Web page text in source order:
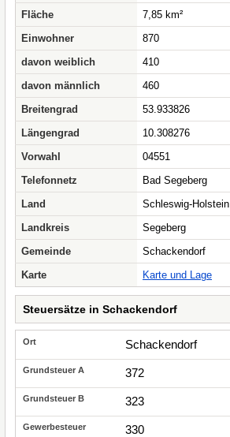
Fläche
7,85 km²
Einwohner
870
davon weiblich
410
davon männlich
460
Breitengrad
53.933826
Längengrad
10.308276
Vorwahl
04551
Telefonnetz
Bad Segeberg
Land
Schleswig-Holstein
Landkreis
Segeberg
Gemeinde
Schackendorf
Karte
Karte und Lage
Steuersätze in Schackendorf
Schackendorf
372
323
330